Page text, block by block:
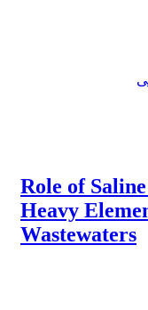
Role of
Heavy
Wastewaters